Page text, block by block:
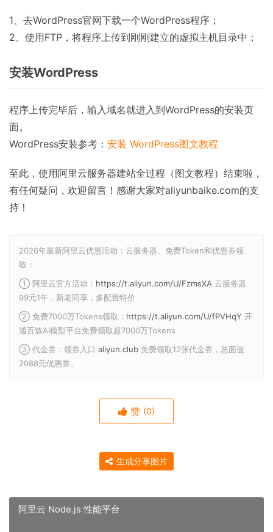
1、去WordPress官网下载一个WordPress程序；
2、使用FTP，将程序上传到刚刚建立的虚拟主机目录中；
安装WordPress
程序上传完毕后，输入域名就进入到WordPress的安装页
面。
WordPress安装参考： 安装 WordPress图文教程
至此，使用阿里云服务器建站全过程（图文教程）结束啦，
有任何疑问，欢迎留言！感谢大家对aliyunbaike.com的支
持！
2026年最新阿里云优惠活动：云服务器、免费Token和优惠券领
取：
① 阿里云官方活动： https://t.aliyun.com/U/FzmsXA 云服务器
99元1年，新老同享，多配置特价
② 免费7000万Tokens领取： https://t.aliyun.com/U/fPVHqY 开
通百炼AI模型平台免费领取超7000万Tokens
③ 代金券：领券入口 aliyun.club 免费领取12张代金券，总面值
2088元优惠券。
赞 (0)
生成分享图片
阿里云 Node.js 性能平台